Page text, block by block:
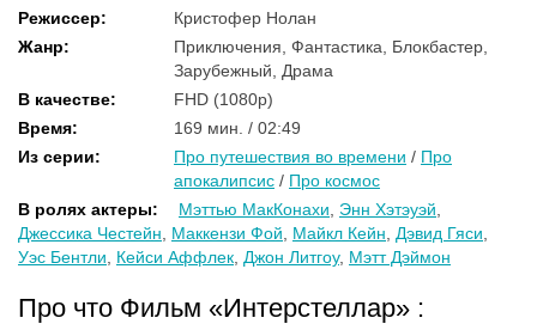
Режиссер:
Кристофер Нолан
Жанр:
Приключения, Фантастика, Блокбастер,
Зарубежный, Драма
В качестве:
FHD (1080p)
Время:
169 мин. / 02:49
Из серии: Про путешествия во времени / Про
апокалипсис / Про космос
В ролях актеры: Мэттью МакКонахи Энн Хэтэуэй
Джессика Честейн
Маккензи Фой Майкл Кейн Дэвид Гяси
Уэс Бентли
Кейси Аффлек Джон Литгоу, Мэтт Дэймон
Про что Фильм «Интерстеллар» :